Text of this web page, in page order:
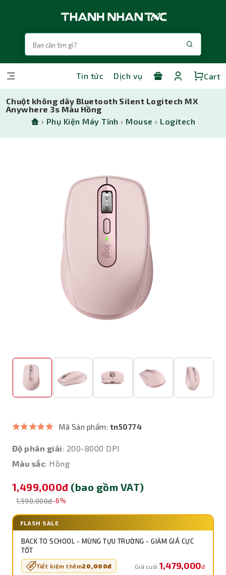
Tin tức Dịch vụ Cart
Chuột không dây Bluetooth Silent Logitech MX
Anywhere 3s Màu Hồng
› Phụ Kiện Máy Tính › Mouse › Logitech
Mã Sản phẩm: tn50774
Độ phân giải: 200-8000 DPI
Màu sắc: Hồng
1,499,000đ (bao gồm VAT)
1,590,000đ-6%
FLASH SALE
BACK TO SCHOOL - MỪNG TỰU TRƯỜNG - GIẢM GIÁ CỰC
TỐT
Tiết kiệm thêm20,000đ Giá cuối:1,479,000đ